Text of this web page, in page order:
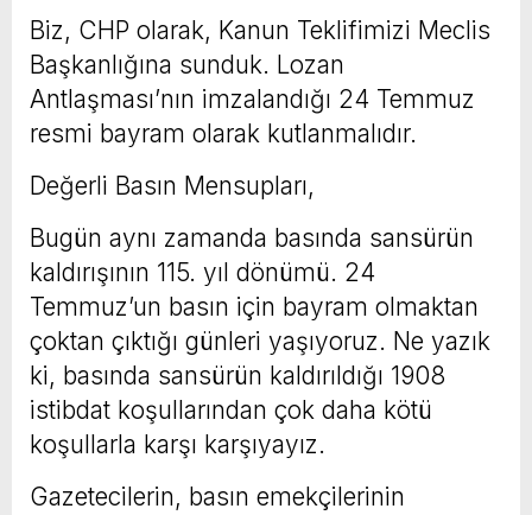
Biz, CHP olarak, Kanun Teklifimizi Meclis
Başkanlığına sunduk. Lozan
Antlaşması’nın imzalandığı 24 Temmuz
resmi bayram olarak kutlanmalıdır.
Değerli Basın Mensupları,
Bugün aynı zamanda basında sansürün
kaldırışının 115. yıl dönümü. 24
Temmuz’un basın için bayram olmaktan
çoktan çıktığı günleri yaşıyoruz. Ne yazık
ki, basında sansürün kaldırıldığı 1908
istibdat koşullarından çok daha kötü
koşullarla karşı karşıyayız.
Gazetecilerin, basın emekçilerinin